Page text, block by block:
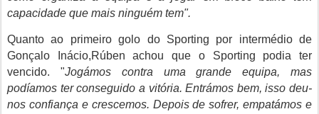
capacidade que mais ninguém tem".
Quanto ao primeiro golo do Sporting por intermédio de
Gonçalo Inácio,Rúben achou que o Sporting podia ter
vencido. "Jogámos contra uma grande equipa, mas
podíamos ter conseguido a vitória. Entrámos bem, isso deu-
nos confiança e crescemos. Depois de sofrer, empatámos e